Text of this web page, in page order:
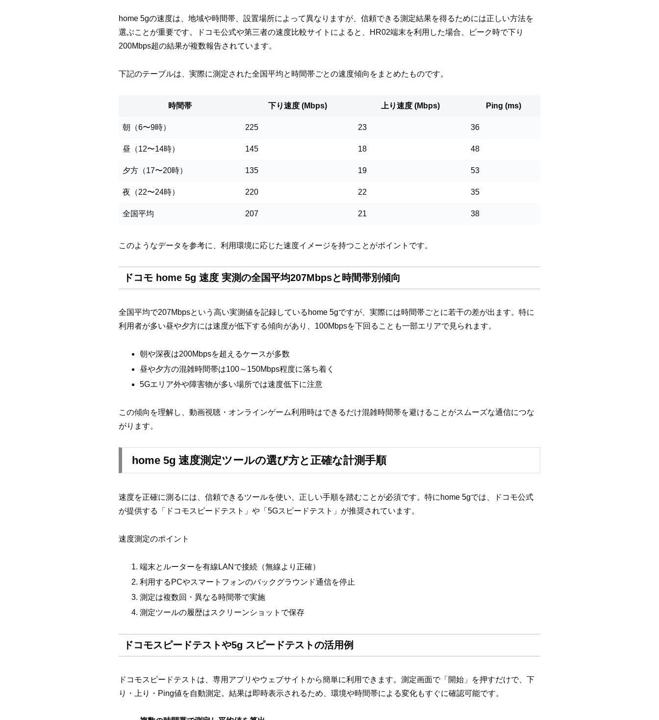
home 5gの速度は、地域や時間帯、設置場所によって異なりますが、信頼できる測定結果を得るためには正しい方法を
選ぶことが重要です。ドコモ公式や第三者の速度比較サイトによると、HR02端末を利用した場合、ピーク時で下り
200Mbps超の結果が複数報告されています。
下記のテーブルは、実際に測定された全国平均と時間帯ごとの速度傾向をまとめたものです。
時間帯 下り速度 (Mbps) 上り速度 (Mbps) Ping (ms)
朝（6〜9時） 225 23 36
昼（12〜14時） 145 18 48
夕方（17〜20時） 135 19 53
夜（22〜24時） 220 22 35
全国平均 207 21 38
このようなデータを参考に、利用環境に応じた速度イメージを持つことがポイントです。
ドコモ home 5g 速度 実測の全国平均207Mbpsと時間帯別傾向
全国平均で207Mbpsという高い実測値を記録しているhome 5gですが、実際には時間帯ごとに若干の差が出ます。特に
利用者が多い昼や夕方には速度が低下する傾向があり、100Mbpsを下回ることも一部エリアで見られます。
朝や深夜は200Mbpsを超えるケースが多数
昼や夕方の混雑時間帯は100～150Mbps程度に落ち着く
5Gエリア外や障害物が多い場所では速度低下に注意
この傾向を理解し、動画視聴・オンラインゲーム利用時はできるだけ混雑時間帯を避けることがスムーズな通信につな
がります。
home 5g 速度測定ツールの選び方と正確な計測手順
速度を正確に測るには、信頼できるツールを使い、正しい手順を踏むことが必須です。特にhome 5gでは、ドコモ公式
が提供する「ドコモスピードテスト」や「5Gスピードテスト」が推奨されています。
速度測定のポイント
端末とルーターを有線LANで接続（無線より正確）
利用するPCやスマートフォンのバックグラウンド通信を停止
測定は複数回・異なる時間帯で実施
測定ツールの履歴はスクリーンショットで保存
ドコモスピードテストや5g スピードテストの活用例
ドコモスピードテストは、専用アプリやウェブサイトから簡単に利用できます。測定画面で「開始」を押すだけで、下
り・上り・Ping値を自動測定。結果は即時表示されるため、環境や時間帯による変化もすぐに確認可能です。